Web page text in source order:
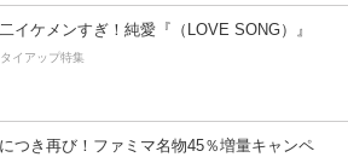
イケメンすぎ！純愛『（LOVE SONG）』
イアップ特集
つき再び！ファミマ名物45％増量キャンペ